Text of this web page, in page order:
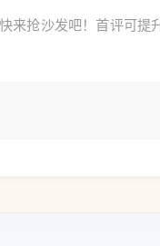
来抢沙发吧！首评可提